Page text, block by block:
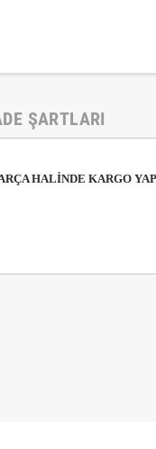
ŞARTLARI
HALİNDE KARGO